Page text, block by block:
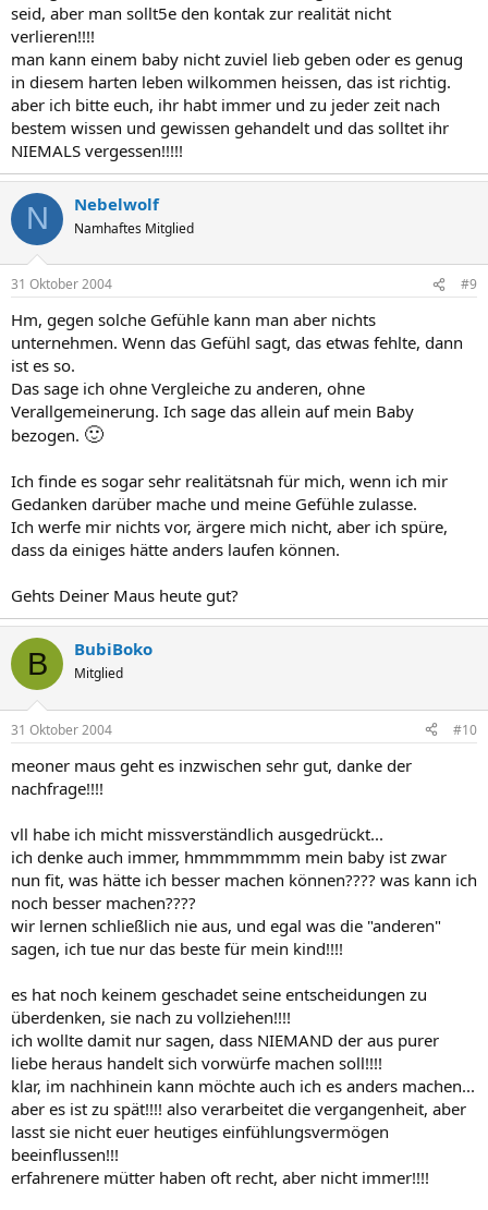
seid, aber man sollt5e den kontak zur realität nicht
verlieren!!!!
man kann einem baby nicht zuviel lieb geben oder es genug
in diesem harten leben wilkommen heissen, das ist richtig.
aber ich bitte euch, ihr habt immer und zu jeder zeit nach
bestem wissen und gewissen gehandelt und das solltet ihr
NIEMALS vergessen!!!!!
N Nebelwolf
Namhaftes Mitglied
31 Oktober 2004 #9
Hm, gegen solche Gefühle kann man aber nichts
unternehmen. Wenn das Gefühl sagt, das etwas fehlte, dann
ist es so.
Das sage ich ohne Vergleiche zu anderen, ohne
Verallgemeinerung. Ich sage das allein auf mein Baby
bezogen. 🙂
Ich finde es sogar sehr realitätsnah für mich, wenn ich mir
Gedanken darüber mache und meine Gefühle zulasse.
Ich werfe mir nichts vor, ärgere mich nicht, aber ich spüre,
dass da einiges hätte anders laufen können.
Gehts Deiner Maus heute gut?
B BubiBoko
Mitglied
31 Oktober 2004 #10
meoner maus geht es inzwischen sehr gut, danke der
nachfrage!!!!
vll habe ich micht missverständlich ausgedrückt...
ich denke auch immer, hmmmmmmm mein baby ist zwar
nun fit, was hätte ich besser machen können???? was kann ich
noch besser machen????
wir lernen schließlich nie aus, und egal was die "anderen"
sagen, ich tue nur das beste für mein kind!!!!
es hat noch keinem geschadet seine entscheidungen zu
überdenken, sie nach zu vollziehen!!!!
ich wollte damit nur sagen, dass NIEMAND der aus purer
liebe heraus handelt sich vorwürfe machen soll!!!!
klar, im nachhinein kann möchte auch ich es anders machen...
aber es ist zu spät!!!! also verarbeitet die vergangenheit, aber
lasst sie nicht euer heutiges einfühlungsvermögen
beeinflussen!!!
erfahrenere mütter haben oft recht, aber nicht immer!!!!